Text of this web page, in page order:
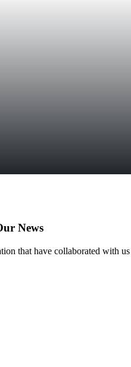
News
that have collaborated with us